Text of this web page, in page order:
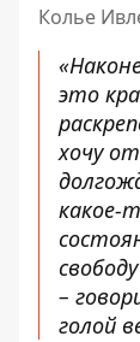
Колье
это
хочу
какое-
–
голой